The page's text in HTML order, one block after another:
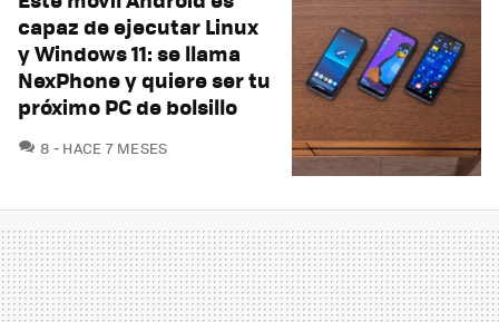
capaz de ejecutar Linux
y Windows 11: se llama
NexPhone y quiere ser tu
próximo PC de bolsillo
8 COMENTARIOS
HACE 7 MESES